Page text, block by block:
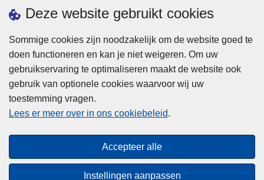
Deze website gebruikt cookies
Sommige cookies zijn noodzakelijk om de website goed te
doen functioneren en kan je niet weigeren. Om uw
gebruikservaring te optimaliseren maakt de website ook
gebruik van optionele cookies waarvoor wij uw
toestemming vragen.
Lees er meer over in ons cookiebeleid.
Accepteer alle
Instellingen aanpassen
Downloads
Privacy
Toegankelijkheid